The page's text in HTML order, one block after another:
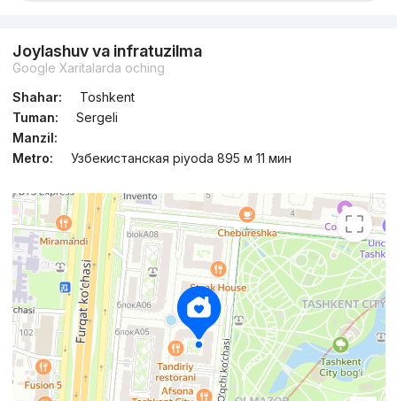
Joylashuv va infratuzilma
Google Xaritalarda oching
Shahar:
Toshkent
Tuman:
Sergeli
Manzil:
Metro:
Узбекистанская piyoda 895 м 11 мин